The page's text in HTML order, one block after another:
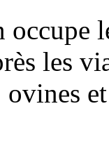
les
et